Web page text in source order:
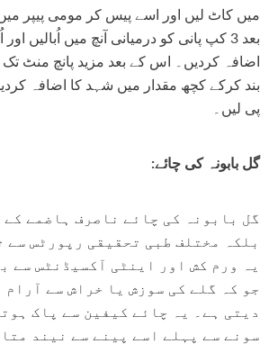
میں کاٹ لیں اور اسے پیس کر مومی پیپر
بعد 3 کپ پانی کو درمیانی آنچ میں اُبالیں
اضافہ کردیں۔ اس کے بعد مزید پانچ منٹ تک
بند کرکے کچھ مقدار میں شہد کا اضافہ
پی لیں۔
گل بابونہ کی چائے:
گل بابونہ کی چائے ناصرف ہاضمے کے
بلکہ مختلف طبی تحقیقی رپورٹس سے
یہ ورم کش اور اینٹی آکسیڈنٹس سے
جو کہ گلے کی سوزش یا خراش سے آرام
دیتی ہے۔ یہ چائے کیفین سے پاک
سونے سے پہلے اسے پینے سے نیند